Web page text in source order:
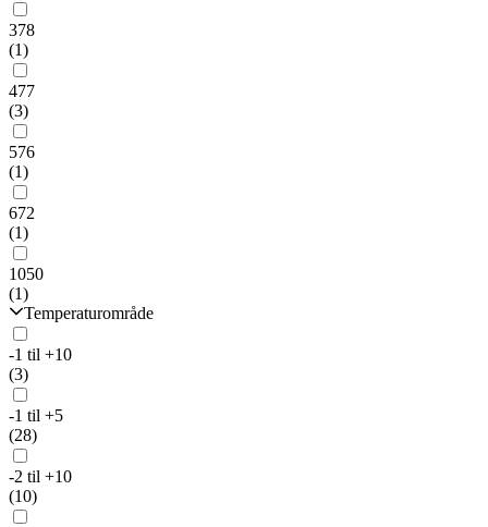
378
(1)
477
(3)
576
(1)
672
(1)
1050
(1)
Temperaturområde
-1 til +10
(3)
-1 til +5
(28)
-2 til +10
(10)